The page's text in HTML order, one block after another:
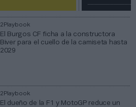
2Playbook
El Burgos CF ficha a la constructora
Biver para el cuello de la camiseta hasta
2029
2Playbook
El dueño de la F1 y MotoGP reduce un